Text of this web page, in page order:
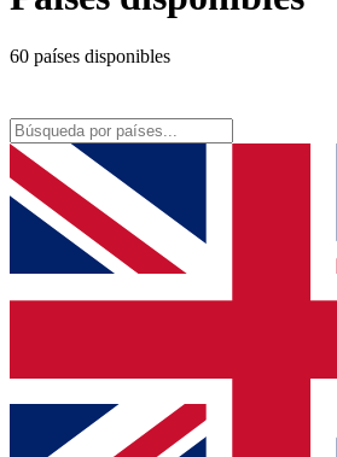
60 países disponibles